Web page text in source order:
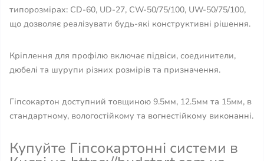
типорозмірах: CD-60, UD-27, CW-50/75/100, UW-50/75/100,
що дозволяє реалізувати будь-які конструктивні рішення.
Кріплення для профілю включає підвіси, соединители,
дюбелі та шурупи різних розмірів та призначення.
Гіпсокартон доступний товщиною 9.5мм, 12.5мм та 15мм, в
стандартному, вологостійкому та вогнестійкому виконанні.
Купуйте Гіпсокартонні системи в